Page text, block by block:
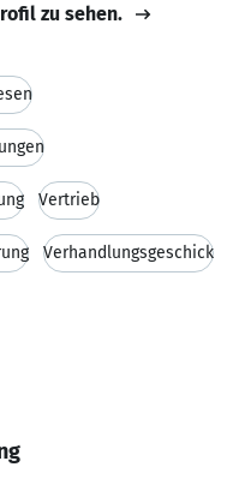
zu sehen.
Vertrieb
Verhandlungsgeschick